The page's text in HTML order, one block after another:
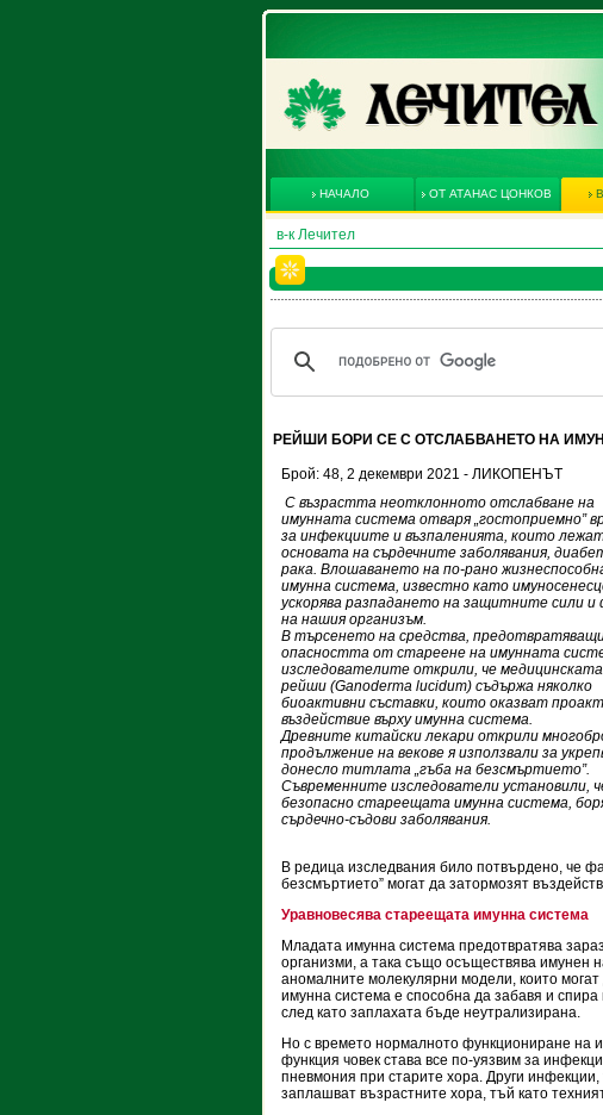
НАЧАЛО ОТ АТАНАС ЦОНКОВ
в-к Лечител
РЕЙШИ БОРИ СЕ С ОТСЛАБВАНЕТО НА
Брой: 48, 2 декември 2021 - ЛИКОПЕНЪТ
С възрастта неотклонното отслабване на
имунната система отваря „гостоприемно”
за инфекциите и възпаленията, които
основата на сърдечните заболявания,
рака. Влошаването на по-рано
имунна система, известно като
ускорява разпадането на защитните сили и
на нашия организъм.
В търсенето на средства,
опасността от стареене на имунната
изследователите открили, че
рейши (Ganoderma lucidum) съдържа няколко
биоактивни съставки, които оказват
въздействие върху имунна система.
Древните китайски лекари открили
продължение на векове я използвали за
донесло титлата „гъба на безсмъртието”.
Съвременните изследователи установили,
безопасно стареещата имунна система,
сърдечно-съдови заболявания.
В редица изследвания било потвърдено, че
безсмъртието” могат да затормозят
Уравновесява стареещата имунна система
Младата имунна система предотвратява
организми, а така също осъществява имунен
аномалните молекулярни модели, които
имунна система е способна да забавя и
след като заплахата бъде неутрализирана.
Но с времето нормалното функциониране на
функция човек става все по-уязвим за
пневмония при старите хора. Други
заплашват възрастните хора, тъй като